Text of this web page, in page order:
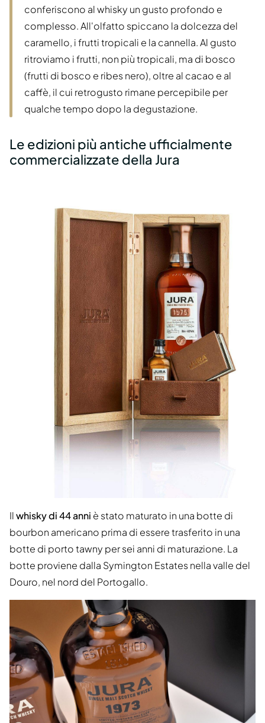
conferiscono al whisky un gusto profondo e
complesso. All'olfatto spiccano la dolcezza del
caramello, i frutti tropicali e la cannella. Al gusto
ritroviamo i frutti, non più tropicali, ma di bosco
(frutti di bosco e ribes nero), oltre al cacao e al
caffè, il cui retrogusto rimane percepibile per
qualche tempo dopo la degustazione.
Le edizioni più antiche ufficialmente
commercializzate della Jura
Ilwhisky di 44 anni è stato maturato in una botte di
bourbon americano prima di essere trasferito in una
botte di porto tawny per sei anni di maturazione. La
botte proviene dalla Symington Estates nella valle del
Douro, nel nord del Portogallo.